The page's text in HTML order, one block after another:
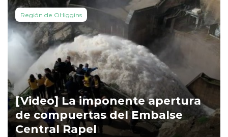
Región de OHiggins
[Video] La imponente apertura
de compuertas del Embalse
Central Rapel